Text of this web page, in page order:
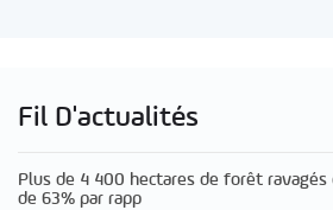
Fil D'actualités
Plus de 4 400 hectares de forêt ravagés
de 63% par rapp